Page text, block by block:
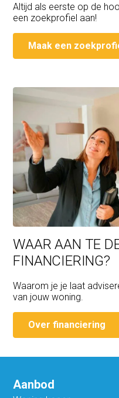
Altijd als eerste op de
een zoekprofiel aan!
Maak een
WAAR AAN TE
FINANCIERING?
Waarom je je laat
van jouw woning.
Over financiering
Aanbod